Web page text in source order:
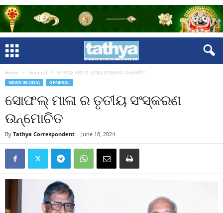
Home General ସୋଫଲ୍ ମାଳା ର ତୃତୀୟ ସଂସ୍କରଣ ଉନ୍ମୋଚିତ
NEWS IN ODIA GENERAL
ସୋଫଲ୍ ମାଳା ର ତୃତୀୟ ସଂସ୍କରଣ
ଉନ୍ମୋଚିତ
By Tathya Correspondent - June 18, 2024